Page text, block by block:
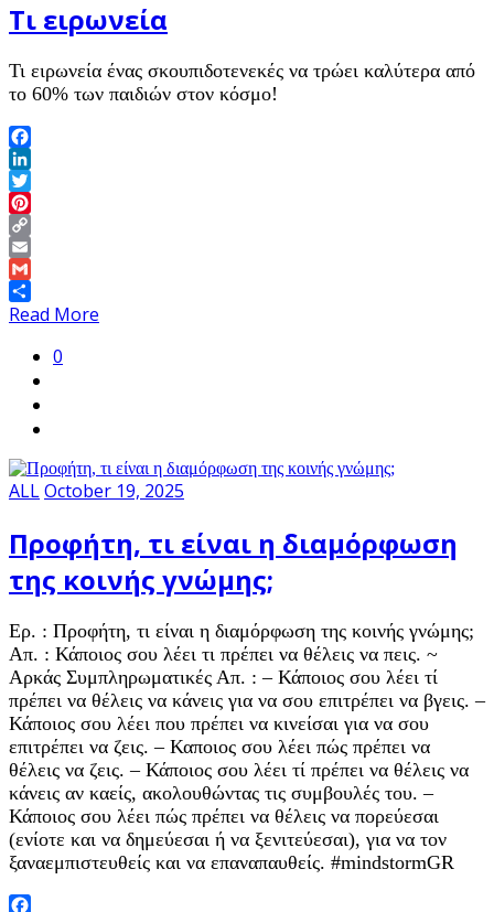
Τι ειρωνεία
Τι ειρωνεία ένας σκουπιδοτενεκές να τρώει καλύτερα από
το 60% των παιδιών στον κόσμο!
Facebook
LinkedIn
Twitter
Pinterest
Copy
Link
Email
Gmail
Share
Read More
0
ALLOctober 19, 2025
Προφήτη, τι είναι η διαμόρφωση
της κοινής γνώμης;
Ερ. : Προφήτη, τι είναι η διαμόρφωση της κοινής γνώμης;
Απ. : Κάποιος σου λέει τι πρέπει να θέλεις να πεις. ~
Αρκάς Συμπληρωματικές Απ. : – Κάποιος σου λέει τί
πρέπει να θέλεις να κάνεις για να σου επιτρέπει να βγεις. –
Κάποιος σου λέει που πρέπει να κινείσαι για να σου
επιτρέπει να ζεις. – Καποιος σου λέει πώς πρέπει να
θέλεις να ζεις. – Κάποιος σου λέει τί πρέπει να θέλεις να
κάνεις αν καείς, ακολουθώντας τις συμβουλές του. –
Κάποιος σου λέει πώς πρέπει να θέλεις να πορεύεσαι
(ενίοτε και να δημεύεσαι ή να ξενιτεύεσαι), για να τον
ξαναεμπιστευθείς και να επαναπαυθείς. #mindstormGR